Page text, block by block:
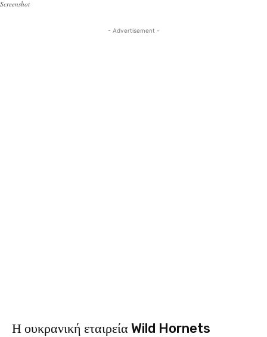
Screenshot
- Advertisement -
Η ουκρανική εταιρεία Wild Hornets